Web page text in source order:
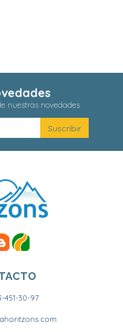
nuestras novedades
451-30-97